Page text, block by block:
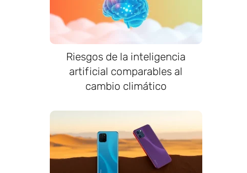
Riesgos de la inteligencia
artificial comparables al
cambio climático